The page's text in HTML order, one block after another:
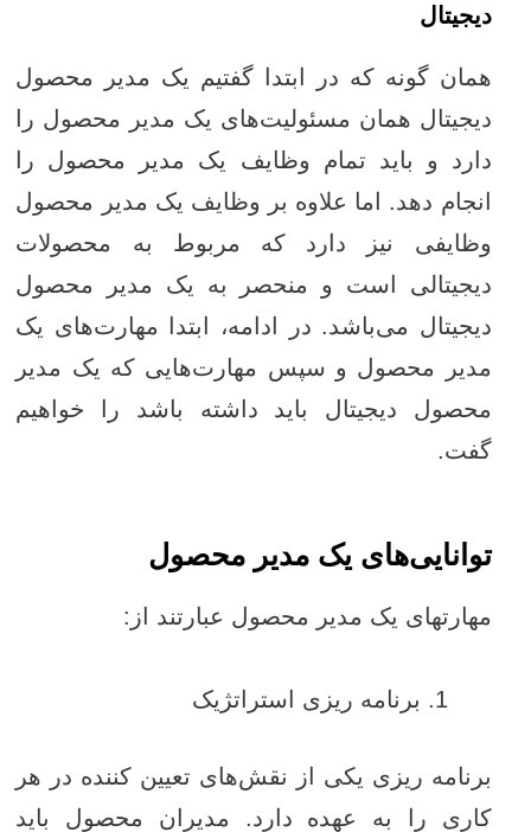
دیجیتال
همان گونه که در ابتدا گفتیم یک مدیر محصول
دیجیتال همان مسئولیت‌های یک مدیر محصول را
دارد و باید تمام وظایف یک مدیر محصول را
انجام دهد. اما علاوه بر وظایف یک مدیر محصول
وظایفی نیز دارد که مربوط به محصولات
دیجیتالی است و منحصر به یک مدیر محصول
دیجیتال می‌باشد. در ادامه، ابتدا مهارت‌های یک
مدیر محصول و سپس مهارت‌هایی که یک مدیر
محصول دیجیتال باید داشته باشد را خواهیم
گفت.
توانایی‌های یک مدیر محصول
مهارتهای یک مدیر محصول عبارتند از:
برنامه ریزی استراتژیک
برنامه ریزی یکی از نقش‌های تعیین کننده در هر
کاری را به عهده دارد. مدیران محصول باید